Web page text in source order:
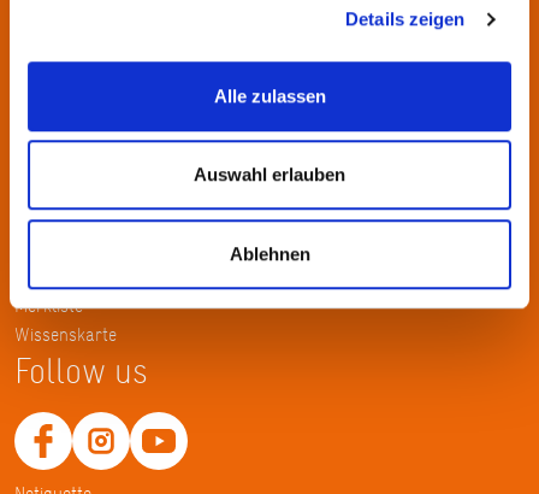
Details zeigen
Alle zulassen
Auswahl erlauben
Ablehnen
KulturRegion FrankfurtRheinMain gGmbH Poststraße 16 60329
Fax: +49 69 2577-1750
Service
Merkliste
Wissenskarte
Follow us